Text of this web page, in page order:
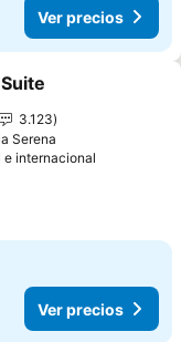
Ver precios
favoritos
3.123
Serena
e internacional
Ver precios